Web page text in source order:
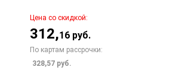
Цена со скидкой:
312,16 руб.
По картам рассрочки:
328,57 руб.